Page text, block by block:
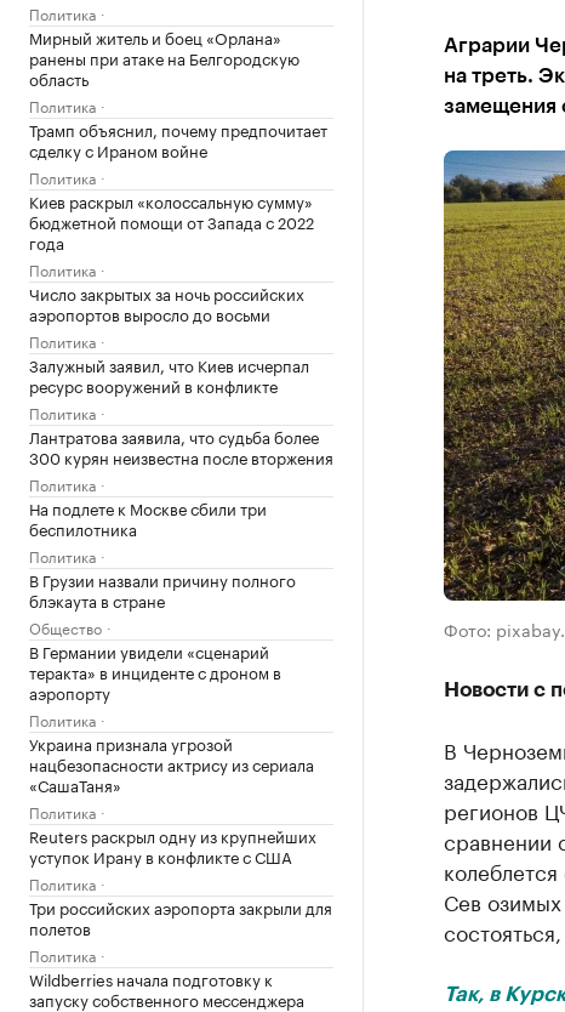
Политика
Мирный житель и боец «Орлана»
ранены при атаке на Белгородскую
область
Политика
Трамп объяснил, почему предпочитает
сделку с Ираном войне
Политика
Киев раскрыл «колоссальную сумму»
бюджетной помощи от Запада с 2022
года
Политика
Число закрытых за ночь российских
аэропортов выросло до восьми
Политика
Залужный заявил, что Киев исчерпал
ресурс вооружений в конфликте
Политика
Лантратова заявила, что судьба более
300 курян неизвестна после вторжения
Политика
На подлете к Москве сбили три
беспилотника
Политика
В Грузии назвали причину полного
блэкаута в стране
Общество
В Германии увидели «сценарий
теракта» в инциденте с дроном в
аэропорту
Политика
Украина признала угрозой
нацбезопасности актрису из сериала
«СашаТаня»
Политика
Reuters раскрыл одну из крупнейших
уступок Ирану в конфликте с США
Политика
Три российских аэропорта закрыли для
полетов
Политика
Wildberries начала подготовку к
запуску собственного мессенджера
Аграрии
на треть.
замещения
Фото:
Новости с
В
регионов
сравнении
Сев
Так, в